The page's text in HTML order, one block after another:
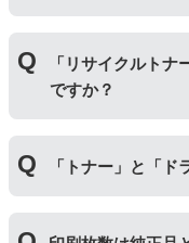
にて洗浄やトナ
いる商品です。
純正品に比べて、
「リサイクルト
ですか？
ッジを国内で1本
不具合の起きにく
「互換トナー」は
「トナー」と「ド